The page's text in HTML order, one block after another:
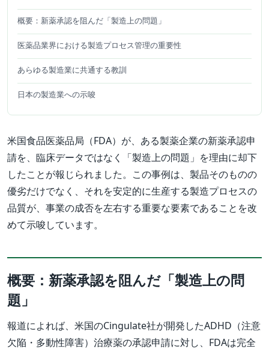
概要：新薬承認を阻んだ「製造上の問題」
医薬品業界における製造プロセス管理の重要性
あらゆる製造業に共通する教訓
日本の製造業への示唆
米国食品医薬品局（FDA）が、ある製薬企業の新薬承認申
請を、臨床データではなく「製造上の問題」を理由に却下
したことが報じられました。この事例は、製品そのものの
優劣だけでなく、それを安定的に生産する製造プロセスの
品質が、事業の成否を左右する重要な要素であることを改
めて示唆しています。
概要：新薬承認を阻んだ「製造上の問
題」
報道によれば、米国のCingulate社が開発したADHD（注意
欠陥・多動性障害）治療薬の承認申請に対し、FDAは完全